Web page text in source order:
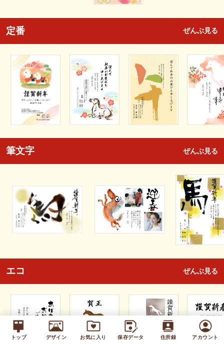
トップ デザイン お気に入り 保存データ 住所録 アカウント
定番 ぜんぶ見る
筆文字 ぜんぶ見る
エコ ぜんぶ見る